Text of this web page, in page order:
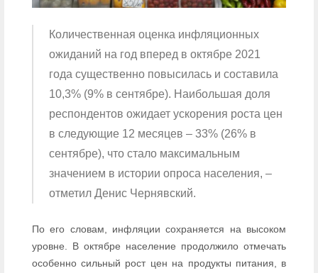
Количественная оценка инфляционных
ожиданий на год вперед в октябре 2021
года существенно повысилась и составила
10,3% (9% в сентябре). Наибольшая доля
респондентов ожидает ускорения роста цен
в следующие 12 месяцев – 33% (26% в
сентябре), что стало максимальным
значением в истории опроса населения, –
отметил Денис Чернявский.
По его словам, инфляции сохраняется на высоком
уровне. В октябре население продолжило отмечать
особенно сильный рост цен на продукты питания, в